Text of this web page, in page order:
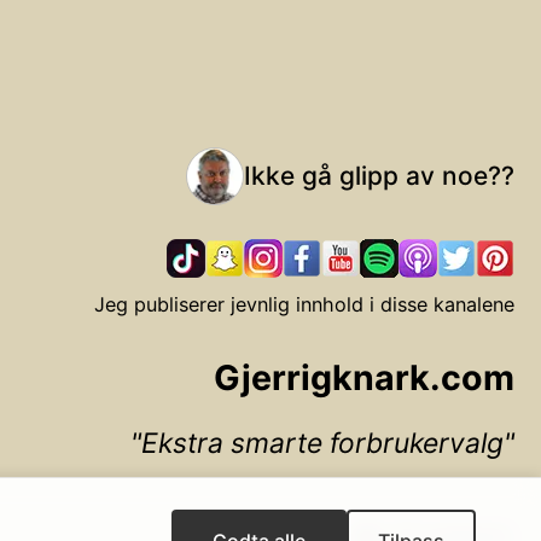
Ikke gå glipp av noe??
Jeg publiserer jevnlig innhold i disse kanalene
Gjerrigknark.com
Ekstra smarte forbrukervalg